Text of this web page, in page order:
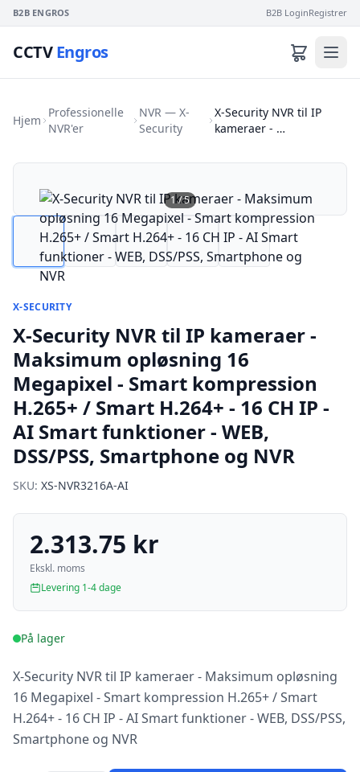
B2B ENGROS B2B LoginRegistrer
CCTVEngros
Hjem
Professionelle
NVR'er
NVR — X-
Security
X-Security NVR til IP
kameraer - …
1/5
X-SECURITY
X-Security NVR til IP kameraer -
Maksimum opløsning 16
Megapixel - Smart kompression
H.265+ / Smart H.264+ - 16 CH IP -
AI Smart funktioner - WEB,
DSS/PSS, Smartphone og NVR
SKU: XS-NVR3216A-AI
2.313.75 kr
Ekskl. moms
Levering 1-4 dage
På lager
X-Security NVR til IP kameraer - Maksimum opløsning
16 Megapixel - Smart kompression H.265+ / Smart
H.264+ - 16 CH IP - AI Smart funktioner - WEB, DSS/PSS,
Smartphone og NVR